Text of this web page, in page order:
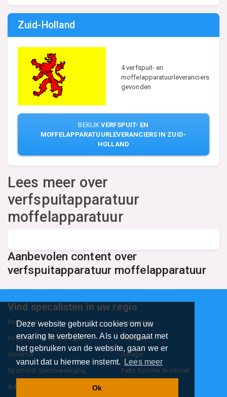
Deze website gebruikt cookies om uw
ervaring te verbeteren. Als u doorgaat met
het gebruiken van de website, gaan we er
vanuit dat u hiermee instemt.
Lees meer
Ok
Zuid-Holland
4 verfspuit- en
moffelapparatuurleveranciers
gevonden
BEKIJKVERFSPUIT- EN
MOFFELAPPARATUURLEVERANCIERS IN ZUID-
HOLLAND
Lees meer over
verfspuitapparatuur
moffelapparatuur
Aanbevolen content over
verfspuitapparatuur moffelapparatuur
Vind specalisten in uw regio
Restaurant Aannemer
Onderwijs en Opleidingen Makelaar
Hovenier Garage
Sportclub Sportvereniging Fiets Scooter Brommer
Administratiekantoor